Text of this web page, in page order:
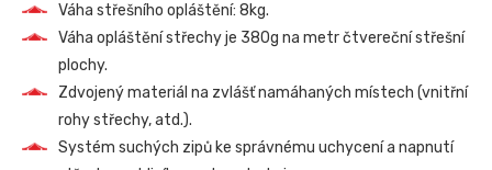
Váha střešního opláštění: 8kg.
Váha opláštění střechy je 380g na metr čtvereční střešní
plochy.
Zdvojený materiál na zvlášť namáhaných místech (vnitřní
rohy střechy, atd.).
Systém suchých zipů ke správnému uchycení a napnutí